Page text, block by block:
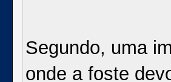
Segundo, uma
onde a foste